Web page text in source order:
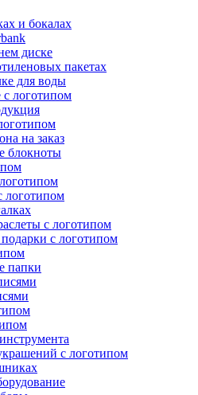
и бокалах
диске
пакетах
для воды
логотипом
на заказ
блокноты
с логотипом
с логотипом
папки
с логотипом